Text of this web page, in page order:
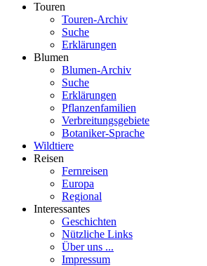
Touren
Touren-Archiv
Suche
Erklärungen
Blumen
Blumen-Archiv
Suche
Erklärungen
Pflanzenfamilien
Verbreitungsgebiete
Botaniker-Sprache
Wildtiere
Reisen
Fernreisen
Europa
Regional
Interessantes
Geschichten
Nützliche Links
Über uns ...
Impressum